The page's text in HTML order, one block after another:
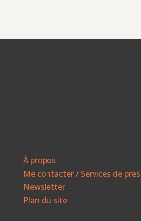
À propos
Me contacter / Services de
Newsletter
Plan du site